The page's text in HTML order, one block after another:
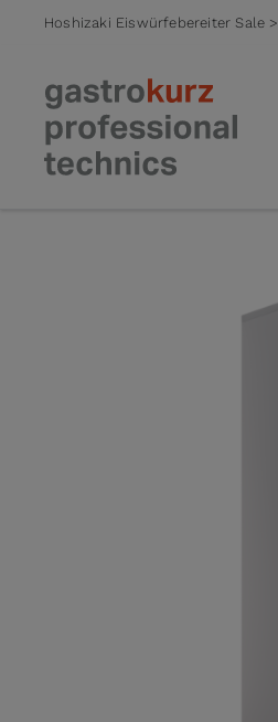
Hoshizaki Eiswürfebereiter Sale >